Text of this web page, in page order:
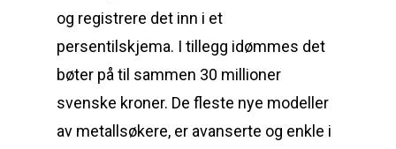
og registrere det inn i et
persentilskjema. I tillegg idømmes det
bøter på til sammen 30 millioner
svenske kroner. De fleste nye modeller
av metallsøkere, er avanserte og enkle i